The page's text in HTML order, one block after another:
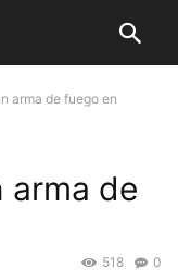
arma de fuego en
arma de
0
518